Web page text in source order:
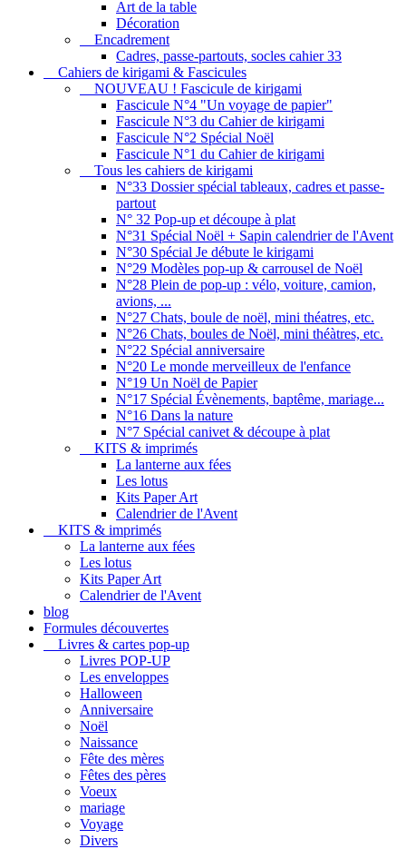
Art de la table
Décoration
Encadrement
Cadres, passe-partouts, socles cahier 33
Cahiers de kirigami & Fascicules
NOUVEAU ! Fascicule de kirigami
Fascicule N°4 "Un voyage de papier"
Fascicule N°3 du Cahier de kirigami
Fascicule N°2 Spécial Noël
Fascicule N°1 du Cahier de kirigami
Tous les cahiers de kirigami
N°33 Dossier spécial tableaux, cadres et passe-
partout
N° 32 Pop-up et découpe à plat
N°31 Spécial Noël + Sapin calendrier de l'Avent
N°30 Spécial Je débute le kirigami
N°29 Modèles pop-up & carrousel de Noël
N°28 Plein de pop-up : vélo, voiture, camion,
avions, ...
N°27 Chats, boule de noël, mini théatres, etc.
N°26 Chats, boules de Noël, mini théàtres, etc.
N°22 Spécial anniversaire
N°20 Le monde merveilleux de l'enfance
N°19 Un Noël de Papier
N°17 Spécial Évènements, baptême, mariage...
N°16 Dans la nature
N°7 Spécial canivet & découpe à plat
KITS & imprimés
La lanterne aux fées
Les lotus
Kits Paper Art
Calendrier de l'Avent
KITS & imprimés
La lanterne aux fées
Les lotus
Kits Paper Art
Calendrier de l'Avent
blog
Formules découvertes
Livres & cartes pop-up
Livres POP-UP
Les enveloppes
Halloween
Anniversaire
Noël
Naissance
Fête des mères
Fêtes des pères
Voeux
mariage
Voyage
Divers